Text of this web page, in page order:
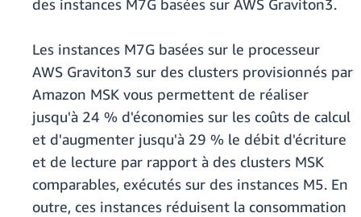
des instances M7G basées sur AWS Graviton3.
Les instances M7G basées sur le processeur
AWS Graviton3 sur des clusters provisionnés par
Amazon MSK vous permettent de réaliser
jusqu'à 24 % d'économies sur les coûts de calcul
et d'augmenter jusqu'à 29 % le débit d'écriture
et de lecture par rapport à des clusters MSK
comparables, exécutés sur des instances M5. En
outre, ces instances réduisent la consommation